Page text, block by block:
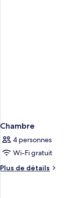
Chambre
4 personnes
Wi-Fi gratuit
Plus de détails
Plus